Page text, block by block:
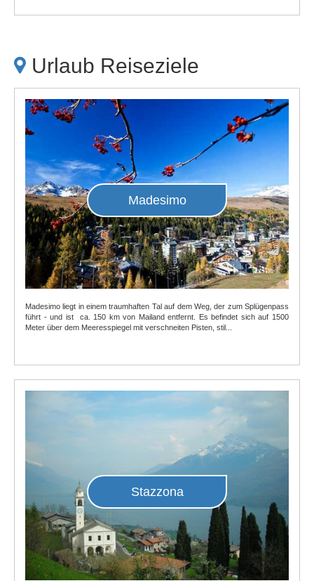
Urlaub Reiseziele
Madesimo
Madesimo liegt in einem traumhaften Tal auf dem Weg, der zum Splügenpass
führt - und ist ca. 150 km von Mailand entfernt. Es befindet sich auf 1500
Meter über dem Meeresspiegel mit verschneiten Pisten, stil...
Stazzona